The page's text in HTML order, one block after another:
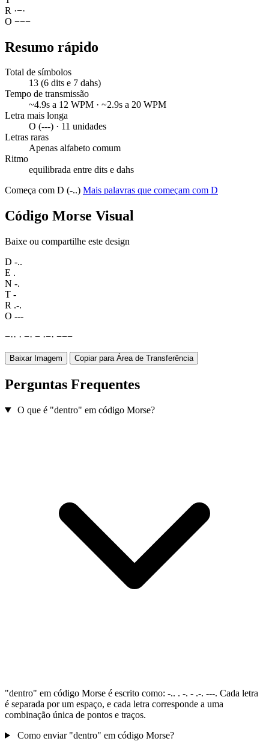
R ·−·
O −−−
Resumo rápido
Total de símbolos
13 (6 dits e 7 dahs)
Tempo de transmissão
~4.9s a 12 WPM · ~2.9s a 20 WPM
Letra mais longa
O (---) · 11 unidades
Letras raras
Apenas alfabeto comum
Ritmo
equilibrada entre dits e dahs
Começa com D (-..) Mais palavras que começam com D
Código Morse Visual
Baixe ou compartilhe este design
D -..
E .
N -.
T -
R .-.
O ---
−·· · −· − ·−· −−−
Baixar Imagem Copiar para Área de Transferência
Perguntas Frequentes
O que é "dentro" em código Morse?
"dentro" em código Morse é escrito como: -.. . -. - .-. ---. Cada letra
é separada por um espaço, e cada letra corresponde a uma
combinação única de pontos e traços.
Como enviar "dentro" em código Morse?